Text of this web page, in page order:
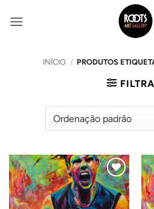
INÍCIO / PRODUTOS
Adicionar
ao
Wishlist